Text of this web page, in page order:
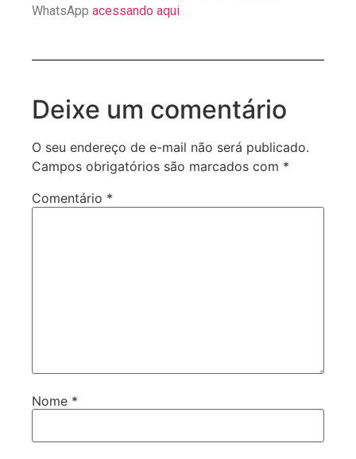
WhatsApp acessando aqui
Deixe um comentário
O seu endereço de e-mail não será publicado.
Campos obrigatórios são marcados com *
Comentário *
Nome *